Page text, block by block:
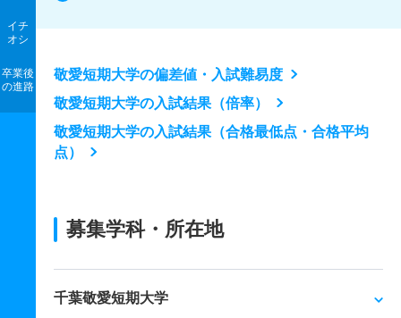
イチ
オシ
卒業後
の進路
敬愛短期大学の偏差値・入試難易度
敬愛短期大学の入試結果（倍率）
敬愛短期大学の入試結果（合格最低点・合格平均
点）
募集学科・所在地
千葉敬愛短期大学